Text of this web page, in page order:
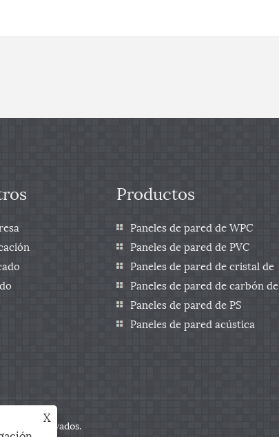
Productos
Paneles de pared de WPC
Paneles de pared de PVC
Paneles de pared de cristal de
carbono
Paneles de pared de carbón de
bambú
Paneles de pared de PS
Paneles de pared acústica
reservados.
X